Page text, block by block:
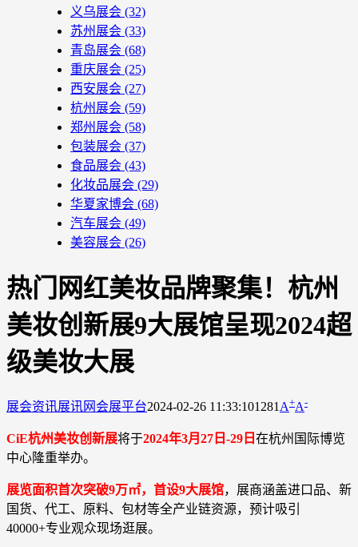
义乌展会 (32)
苏州展会 (33)
青岛展会 (68)
重庆展会 (25)
西安展会 (27)
杭州展会 (59)
郑州展会 (58)
包装展会 (37)
食品展会 (43)
化妆品展会 (29)
华夏家博会 (68)
汽车展会 (49)
美容展会 (26)
热门网红美妆品牌聚集！杭州
美妆创新展9大展馆呈现2024超
级美妆大展
展会资讯展讯网会展平台2024-02-26 11:33:101281 A+A-
CiE杭州美妆创新展将于2024年3月27日-29日 在杭州国际博览
中心隆重举办。
展览面积首次突破9万㎡，首设9大展馆，展商涵盖进口品、新
国货、代工、原料、包材等全产业链资源，预计吸引
40000+专业观众现场逛展。